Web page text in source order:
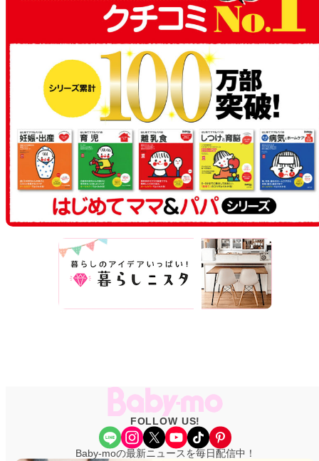
FOLLOW US!
Share Icon Instagram X YouTube TikTok Pinterest
Baby-moの最新ニュースを毎日配信中！